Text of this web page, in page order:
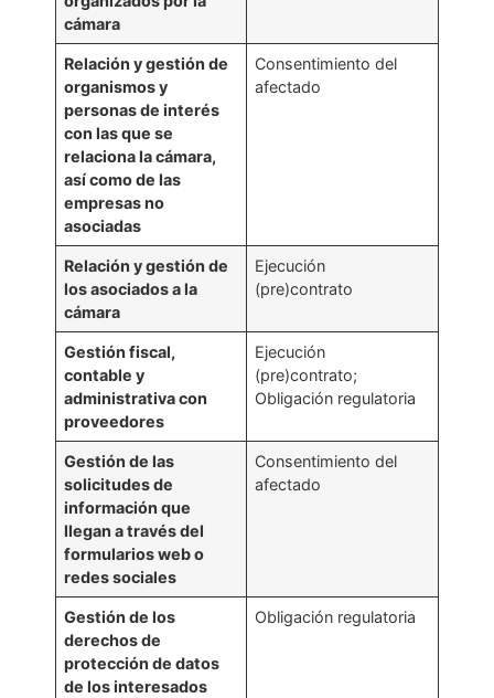
cámara
Relación y gestión de
organismos y
personas de interés
con las que se
relaciona la cámara,
así como de las
empresas no
asociadas
Consentimiento del
afectado
Relación y gestión de
los asociados a la
cámara
Ejecución
(pre)contrato
Gestión fiscal,
contable y
administrativa con
proveedores
Ejecución
(pre)contrato;
Obligación regulatoria
Gestión de las
solicitudes de
información que
llegan a través del
formularios web o
redes sociales
Consentimiento del
afectado
Gestión de los
derechos de
protección de datos
de los interesados
Obligación regulatoria